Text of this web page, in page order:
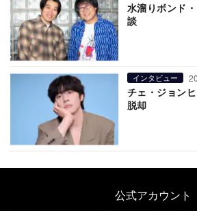
水溜りボンド
談
インタビュー
チェ・ジョン
脱却
公式アカウント